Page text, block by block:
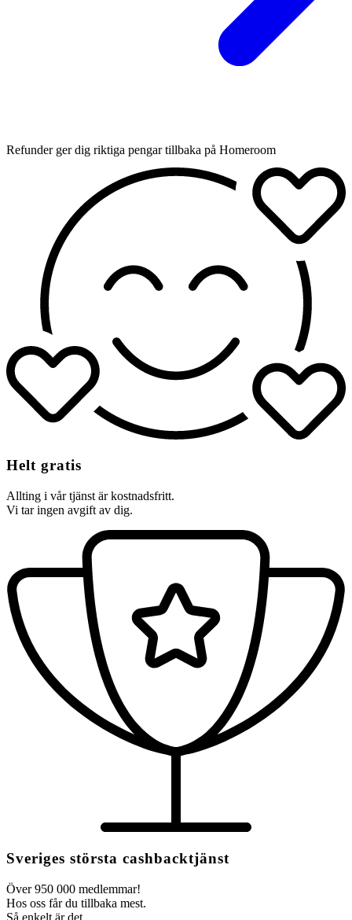
Refunder ger dig riktiga pengar tillbaka på Homeroom
Helt gratis
Allting i vår tjänst är kostnadsfritt.
Vi tar ingen avgift av dig.
Sveriges största cashbacktjänst
Över 950 000 medlemmar!
Hos oss får du tillbaka mest.
Så enkelt är det.